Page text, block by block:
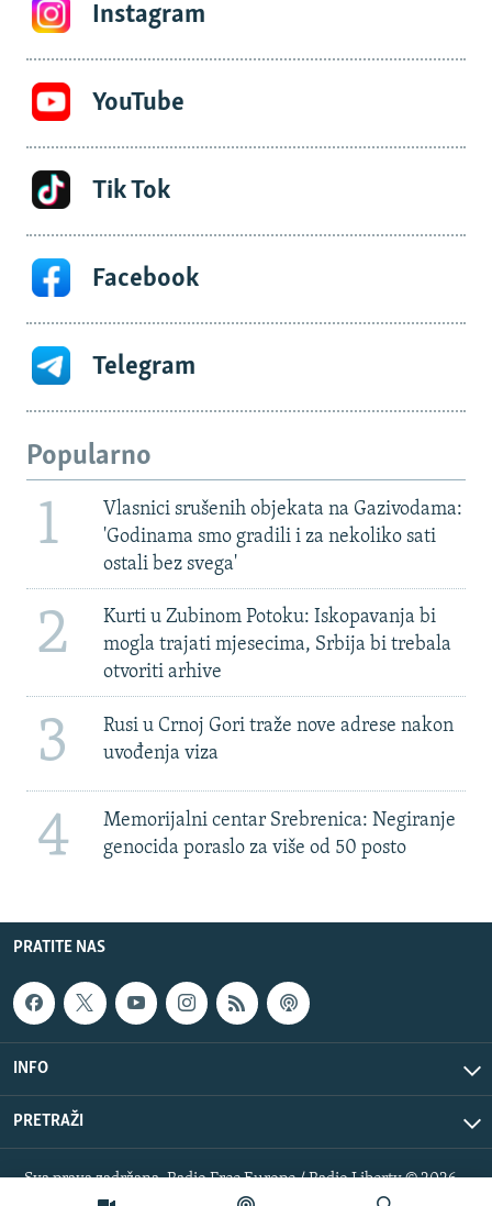
Instagram
YouTube
Tik Tok
Facebook
Telegram
Popularno
1
Vlasnici srušenih objekata na Gazivodama:
'Godinama smo gradili i za nekoliko sati
ostali bez svega'
2
Kurti u Zubinom Potoku: Iskopavanja bi
mogla trajati mjesecima, Srbija bi trebala
otvoriti arhive
3
Rusi u Crnoj Gori traže nove adrese nakon
uvođenja viza
4
Memorijalni centar Srebrenica: Negiranje
genocida poraslo za više od 50 posto
PRATITE NAS
INFO
PRETRAŽI
Sva prava zadržana. Radio Free Europe / Radio Liberty © 2026
RFE/RL, Inc.